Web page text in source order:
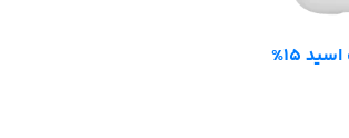
فوداسیب | پراستیک اسید 15%